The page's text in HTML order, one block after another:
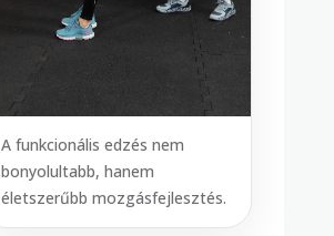
A funkcionális edzés nem
bonyolultabb, hanem
életszerűbb mozgásfejlesztés.